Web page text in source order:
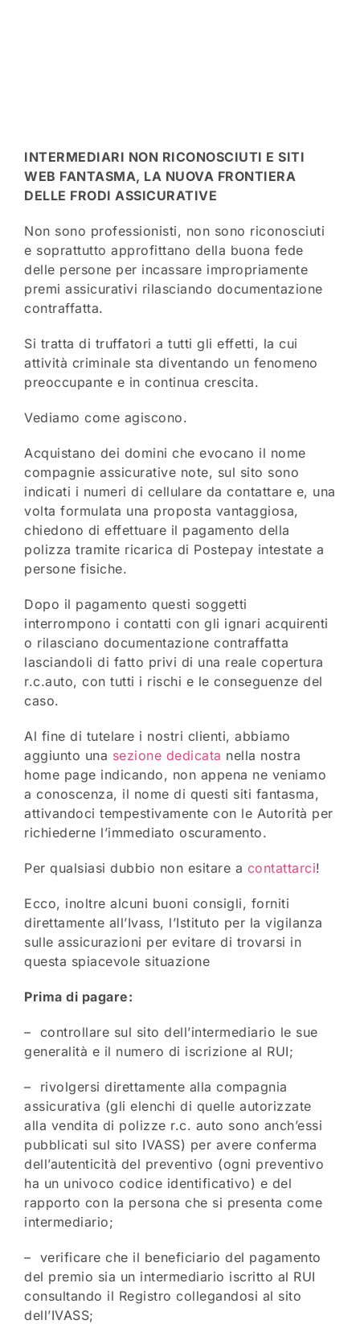
INTERMEDIARI NON RICONOSCIUTI E SITI
WEB FANTASMA, LA NUOVA FRONTIERA
DELLE FRODI ASSICURATIVE
Non sono professionisti, non sono riconosciuti
e soprattutto approfittano della buona fede
delle persone per incassare impropriamente
premi assicurativi rilasciando documentazione
contraffatta.
Si tratta di truffatori a tutti gli effetti, la cui
attività criminale sta diventando un fenomeno
preoccupante e in continua crescita.
Vediamo come agiscono.
Acquistano dei domini che evocano il nome
compagnie assicurative note, sul sito sono
indicati i numeri di cellulare da contattare e, una
volta formulata una proposta vantaggiosa,
chiedono di effettuare il pagamento della
polizza tramite ricarica di Postepay intestate a
persone fisiche.
Dopo il pagamento questi soggetti
interrompono i contatti con gli ignari acquirenti
o rilasciano documentazione contraffatta
lasciandoli di fatto privi di una reale copertura
r.c.auto, con tutti i rischi e le conseguenze del
caso.
Al fine di tutelare i nostri clienti, abbiamo
aggiunto una sezione dedicata nella nostra
home page indicando, non appena ne veniamo
a conoscenza, il nome di questi siti fantasma,
attivandoci tempestivamente con le Autorità per
richiederne l’immediato oscuramento.
Per qualsiasi dubbio non esitare a contattarci!
Ecco, inoltre alcuni buoni consigli, forniti
direttamente all’Ivass, l’Istituto per la vigilanza
sulle assicurazioni per evitare di trovarsi in
questa spiacevole situazione
Prima di pagare:
– controllare sul sito dell’intermediario le sue
generalità e il numero di iscrizione al RUI;
– rivolgersi direttamente alla compagnia
assicurativa (gli elenchi di quelle autorizzate
alla vendita di polizze r.c. auto sono anch’essi
pubblicati sul sito IVASS) per avere conferma
dell’autenticità del preventivo (ogni preventivo
ha un univoco codice identificativo) e del
rapporto con la persona che si presenta come
intermediario;
– verificare che il beneficiario del pagamento
del premio sia un intermediario iscritto al RUI
consultando il Registro collegandosi al sito
dell’IVASS;